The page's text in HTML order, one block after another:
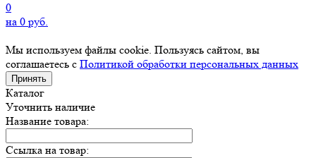
0
на 0 руб.
Мы используем файлы cookie. Пользуясь сайтом, вы
соглашаетесь с Политикой обработки персональных данных
Принять
Каталог
Уточнить наличие
Название товара:
Ссылка на товар: